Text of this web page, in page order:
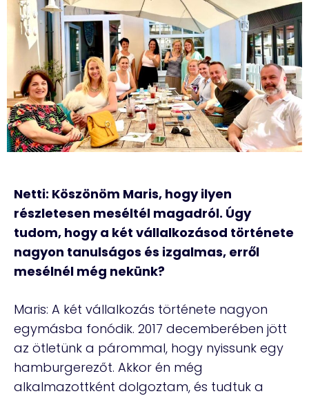
Netti: Köszönöm Maris, hogy ilyen
részletesen meséltél magadról. Úgy
tudom, hogy a két vállalkozásod története
nagyon tanulságos és izgalmas, erről
mesélnél még nekünk?
Maris: A két vállalkozás története nagyon
egymásba fonódik. 2017 decemberében jött
az ötletünk a párommal, hogy nyissunk egy
hamburgerezőt. Akkor én még
alkalmazottként dolgoztam, és tudtuk a